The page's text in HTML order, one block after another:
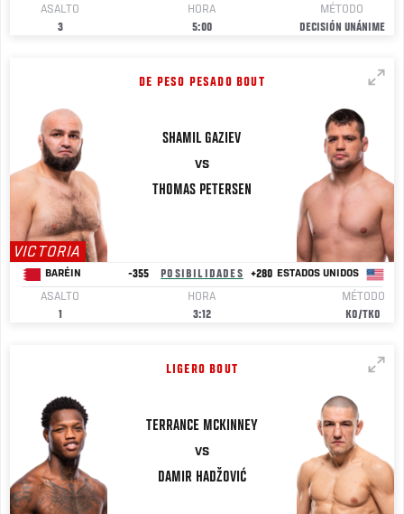
ASALTO
3
HORA
5:00
MÉTODO
DECISIÓN UNÁNIME
DE PESO PESADO BOUT
VICTORIA
SHAMIL GAZIEV
VS
THOMAS PETERSEN
BARÉIN -355 POSIBILIDADES +280 ESTADOS UNIDOS
ASALTO
1
HORA
3:12
MÉTODO
KO/TKO
LIGERO BOUT
TERRANCE MCKINNEY
VS
DAMIR HADŽOVIĆ